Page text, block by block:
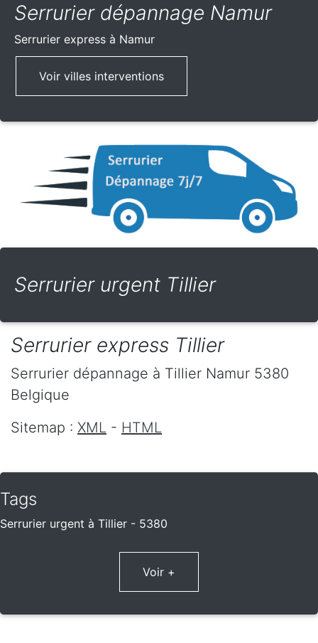
Serrurier dépannage Namur
Serrurier express à Namur
Voir villes interventions
Serrurier urgent Tillier
Serrurier express Tillier
Serrurier dépannage à Tillier Namur 5380
Belgique
Sitemap : XML - HTML
Tags
Serrurier urgent à Tillier - 5380
Voir +